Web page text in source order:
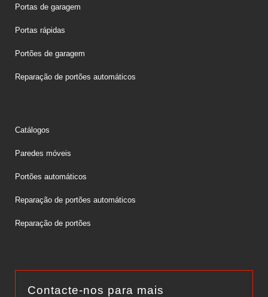
Portas de garagem
Portas rápidas
Portões de garagem
Reparação de portões automáticos
Catálogos
Paredes móveis
Portões automáticos
Reparação de portões automáticos
Reparação de portões
Contacte-nos para mais